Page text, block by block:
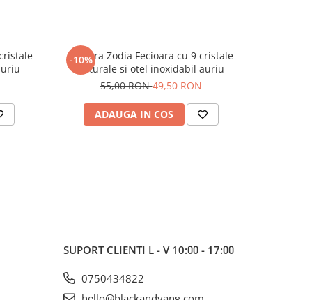
-10%
Bratara Zodia Fecioara cu 9 cristale
naturale si otel inoxidabil auriu
55,00 RON49,50 RON
ADAUGA IN COS
SUPORT CLIENTI L - V 10:⩇⩇ - 17:⩇⩇
0750434822